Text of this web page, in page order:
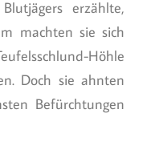
erzählte,
machten sie sich
Höhle
Doch sie ahnten
Befürchtungen